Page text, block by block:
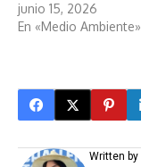
junio 15, 2026
En «Medio Ambiente»
Written by